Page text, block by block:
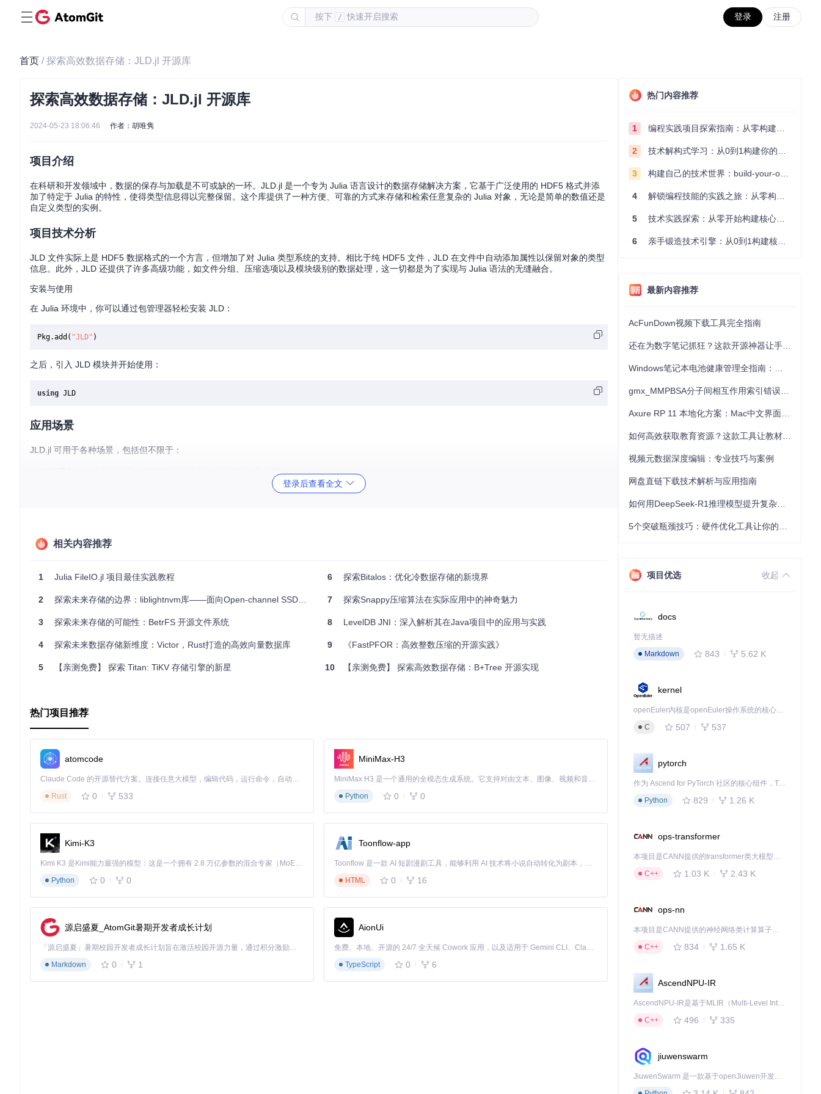
按下 / 快速开启搜索 登录 注册
首页 / 探索高效数据存储：JLD.jl 开源库
探索高效数据存储：JLD.jl 开源库
2024-05-23 18:06:46 作者：胡唯隽
项目介绍
在科研和开发领域中，数据的保存与加载是不可或缺的一环。JLD.jl 是一个专为 Julia 语言设计的数据存储解决方案，它基于广泛使用的 HDF5 格式并添
加了特定于 Julia 的特性，使得类型信息得以完整保留。这个库提供了一种方便、可靠的方式来存储和检索任意复杂的 Julia 对象，无论是简单的数值还是
自定义类型的实例。
项目技术分析
JLD 文件实际上是 HDF5 数据格式的一个方言，但增加了对 Julia 类型系统的支持。相比于纯 HDF5 文件，JLD 在文件中自动添加属性以保留对象的类型
信息。此外，JLD 还提供了许多高级功能，如文件分组、压缩选项以及模块级别的数据处理，这一切都是为了实现与 Julia 语法的无缝融合。
安装与使用
在 Julia 环境中，你可以通过包管理器轻松安装 JLD：
Pkg.add( "JLD"
之后，引入 JLD 模块并开始使用：
using
应用场景
JLD.jl 可用于各种场景，包括但不限于：
：存储实验结果，便于后续分析或与其他研究人员分享。
：批量处理大量数据时，可以将处理过的部分结果保存下来，避免重复计算。
兼容性强：JLD 利用了 HDF5 的跨平台特性，可以在多种操作系统上读取和写入数据。
灵活接口：提供简洁的 API 和宏（
）进行数据操作，同时也支持更细粒度的控制。
：请注意仅从可信任的源读取 JLD 文件，因为它们有能力执行代码。
可扩展性：通过addrequire函数，可以确保加载包含自定义类型的数据时同步加载相关模块。
如果你遇到性能问题或者需要定制序列化行为，请查看完整的文档和测试脚本以获取更多信息。
智慧！
登录后查看全文
相关内容推荐
1 Julia FileIO.jl 项目最佳实践教程
2 探索未来存储的边界：liblightnvm库——面向Open-channel SSD的用户空间I/O解决方案
3 探索未来存储的可能性：BetrFS 开源文件系统
4 探索未来数据存储新维度：Victor，Rust打造的高效向量数据库
5 【亲测免费】 探索 Titan: TiKV 存储引擎的新星
6 探索Bitalos：优化冷数据存储的新境界
7 探索Snappy压缩算法在实际应用中的神奇魅力
8 LevelDB JNI：深入解析其在Java项目中的应用与实践
9 《FastPFOR：高效整数压缩的开源实践》
10 【亲测免费】 探索高效数据存储：B+Tree 开源实现
热门项目推荐
atomcode
Claude Code 的开源替代方案。连接任意大模型，编辑代码，运行命令，自动验证 — 全自动执行。用 Rust 构建，极致性能。 ｜ An open-source alternative to Claude Code. Connect any LLM, edit code, run commands, and verify changes — autonomously. Built in Rust for speed. Get Started
Rust
0 533
MiniMax-H3
MiniMax H3 是一个通用的全模态生成系统。它支持对由文本、图像、视频和音频组成的多模态上下文进行统一理解，并能生成分辨率高达 2K、时长可达 15 秒的带原生立体声音频的视频。得益于面向任务泛化的系统设计，H3 在预训练阶段就已具备广泛的多模态上下文理解与生成能力，能够出色地执行复杂的多模态指令。
Python
0 0
Kimi-K3
Kimi K3 是Kimi能力最强的模型：这是一个拥有 2.8 万亿参数的混合专家（MoE）模型，具备原生视觉理解能力，并支持 100 万 token 的上下文窗口。
Python
0 0
Toonflow-app
Toonflow 是一款 AI 短剧漫剧工具，能够利用 AI 技术将小说自动转化为剧本，并结合 AI 生成的图片和视频，实现高效的短剧创作。借助 Toonflow，可以轻松完成从文字到影像的全流程，让短剧制作变得更加智能与便捷。
HTML
0 16
源启盛夏_AtomGit暑期开发者成长计划
「源启盛夏」暑期校园开发者成长计划旨在激活校园开源力量，通过积分激励、认证扶持、资源倾斜等形式，引导高校组织和开发者完成「入驻 — 建项目 — 做贡献 — 获认证 — 得资源」的完整闭环。无论你是想带领社团入驻平台的组织者，还是希望用代码贡献证明自己的开发者，都能在这里找到属于你的成长路径。
Markdown
0 1
AionUi
免费、本地、开源的 24/7 全天候 Cowork 应用，以及适用于 Gemini CLI、Claude Code、Codex、OpenCode、Qwen Code、Goose CLI、Auggie 等的 OpenClaw | 🌟 喜欢就点star吧
TypeScript
0 6
热门内容推荐
1 编程实践项目探索指南：从零构建技术能力体系
2 技术解构式学习：从0到1构建你的编程知识体系
3 构建自己的技术世界：build-your-own-x项目的实践探索指南
4 解锁编程技能的实践之旅：从零构建你的技术世界
5 技术实践探索：从零开始构建核心系统的实践指南
6 亲手锻造技术引擎：从0到1构建核心系统的实践指南
最新内容推荐
AcFunDown视频下载工具完全指南
视频元数据深度编辑：专业技巧与案例
网盘直链下载技术解析与应用指南
项目优选 收起
docs
暂无描述
Markdown
843 5.62 K
kernel
openEuler内核是openEuler操作系统的核心，既是系统性能与稳定性的基石，也是连接处理器、设备与服务的桥梁。
C
507 537
pytorch
作为 Ascend for PyTorch 社区的核心组件，TorchNPU 是昇腾专为 PyTorch 打造的深度学习适配插件，使 PyTorch 框架能够直接调用昇腾 NPU，为开发者提供昇腾 AI 处理器的超强算力。
Python
829 1.26 K
ops-transformer
本项目是CANN提供的transformer类大模型算子库，实现网络在NPU上加速计算。
C++
1.03 K 2.43 K
ops-nn
本项目是CANN提供的神经网络类计算算子库，实现网络在NPU上加速计算。
C++
834 1.65 K
AscendNPU-IR
AscendNPU-IR是基于MLIR（Multi-Level Intermediate Representation）构建的，面向昇腾亲和算子编译时使用的中间表示，提供昇腾完备表达能力，通过编译优化提升昇腾AI处理器计算效率，支持通过生态框架使能昇腾AI处理器与深度调优
C++
496 335
jiuwenswarm
JiuwenSwarm 是一款基于openJiuwen开发的智能AI Agent，它能够将大语言模型的强大能力，通过你日常使用的各类通讯应用，直接延伸至你的指尖。